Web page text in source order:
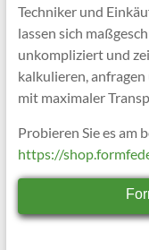
Techniker und
lassen sich
unkompliziert und
kalkulieren,
mit maximaler
Probieren Sie es am
https://